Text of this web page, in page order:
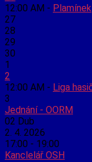
12:00 AM - Plamínek
27
28
29
30
1
2
12:00 AM - Liga
3
Jednání - OORM
02 Dub
2. 4. 2026
17:00 - 19:00
Kanclelář OSH